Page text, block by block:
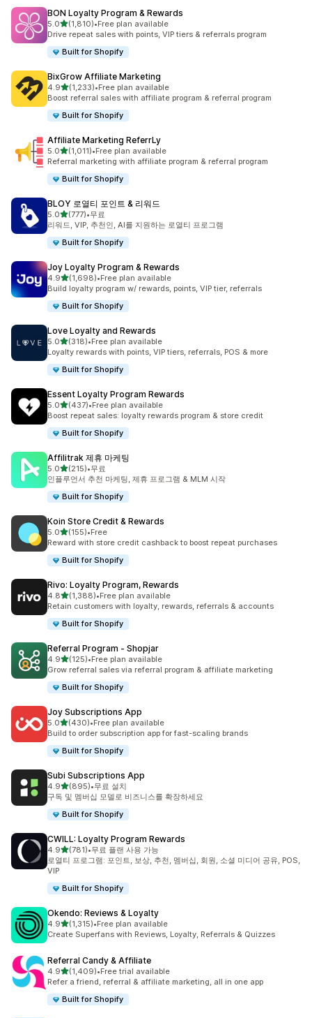
BON Loyalty Program & Rewards
5.0별 5개 중
(1,810)
총 리뷰 1810개
•Free plan available
Drive repeat sales with points, VIP tiers & referrals program
Built for Shopify
BixGrow Affiliate Marketing
4.9별 5개 중
(1,233)
총 리뷰 1233개
•Free plan available
Boost referral sales with affiliate program & referral program
Built for Shopify
Affiliate Marketing ReferrLy
5.0별 5개 중
(1,011)
총 리뷰 1011개
•Free plan available
Referral marketing with affiliate program & referral program
Built for Shopify
BLOY 로열티 포인트 & 리워드
5.0별 5개 중
(777)
총 리뷰 777개
•무료
리워드, VIP, 추천인, AI를 지원하는 로열티 프로그램
Built for Shopify
Joy Loyalty Program & Rewards
4.9별 5개 중
(1,698)
총 리뷰 1698개
•Free plan available
Build loyalty program w/ rewards, points, VIP tier, referrals
Built for Shopify
Love Loyalty and Rewards
5.0별 5개 중
(318)
총 리뷰 318개
•Free plan available
Loyalty rewards with points, VIP tiers, referrals, POS & more
Built for Shopify
Essent Loyalty Program Rewards
5.0별 5개 중
(437)
총 리뷰 437개
•Free plan available
Boost repeat sales: loyalty rewards program & store credit
Built for Shopify
Affilitrak 제휴 마케팅
5.0별 5개 중
(215)
총 리뷰 215개
•무료
인플루언서 추천 마케팅, 제휴 프로그램 & MLM 시작
Built for Shopify
Koin Store Credit & Rewards
5.0별 5개 중
(155)
총 리뷰 155개
•Free
Reward with store credit cashback to boost repeat purchases
Built for Shopify
Rivo: Loyalty Program, Rewards
4.8별 5개 중
(1,388)
총 리뷰 1388개
•Free plan available
Retain customers with loyalty, rewards, referrals & accounts
Built for Shopify
Referral Program ‑ Shopjar
4.9별 5개 중
(125)
총 리뷰 125개
•Free plan available
Grow referral sales via referral program & affiliate marketing
Built for Shopify
Joy Subscriptions App
5.0별 5개 중
(430)
총 리뷰 430개
•Free plan available
Build to order subscription app for fast-scaling brands
Built for Shopify
Subi Subscriptions App
4.9별 5개 중
(895)
총 리뷰 895개
•무료 설치
구독 및 멤버십 모델로 비즈니스를 확장하세요
Built for Shopify
CWILL: Loyalty Program Rewards
4.9별 5개 중
(781)
총 리뷰 781개
•무료 플랜 사용 가능
로열티 프로그램: 포인트, 보상, 추천, 멤버십, 회원, 소셜 미디어 공유, POS,
VIP
Built for Shopify
Okendo: Reviews & Loyalty
4.9별 5개 중
(1,315)
총 리뷰 1315개
•Free plan available
Create Superfans with Reviews, Loyalty, Referrals & Quizzes
Referral Candy & Affiliate
4.9별 5개 중
(1,409)
총 리뷰 1409개
•Free trial available
Refer a friend, referral & affiliate marketing, all in one app
Built for Shopify